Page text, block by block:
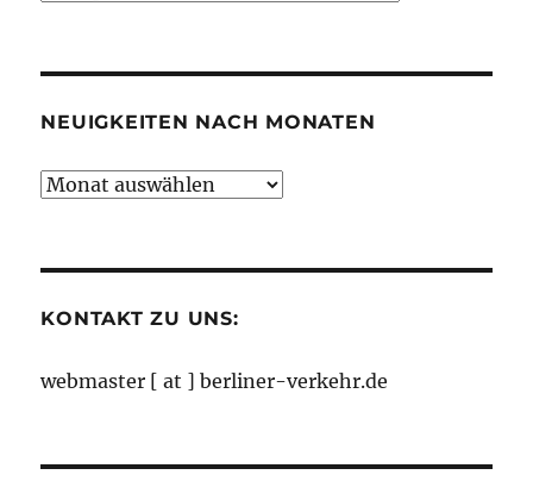
NEUIGKEITEN NACH MONATEN
Neuigkeiten
KONTAKT ZU UNS:
webmaster [ at ] berliner-verkehr.de